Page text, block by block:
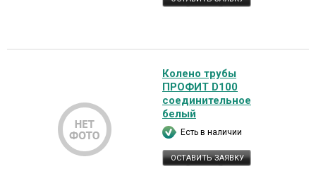
Колено трубы
ПРОФИТ D100
соединительное
белый
Есть в наличии
ОСТАВИТЬ ЗАЯВКУ